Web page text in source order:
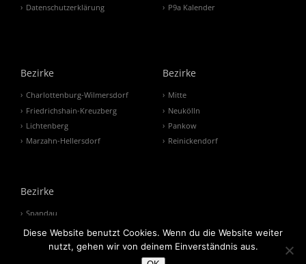
Datenschutzerklärung
P9a Kalender
Bezirke
Charlottenburg-Wilmersdorf
Friedrichshain-Kreuzberg
Lichtenberg
Marzahn-Hellersdorf
Bezirke
Mitte
Neukölln
Pankow
Reinickendorf
Bezirke
Spandau
Steglitz-Zehlendorf
Tempelhof-Schöneberg
Diese Website benutzt Cookies. Wenn du die Website weiter
nutzt, gehen wir von deinem Einverständnis aus.